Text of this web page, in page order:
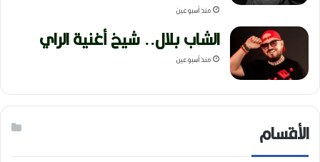
منذ أسبوعين
الشاب بلال.. شيخ أغنية الراي
منذ أسبوعين
الأقسام